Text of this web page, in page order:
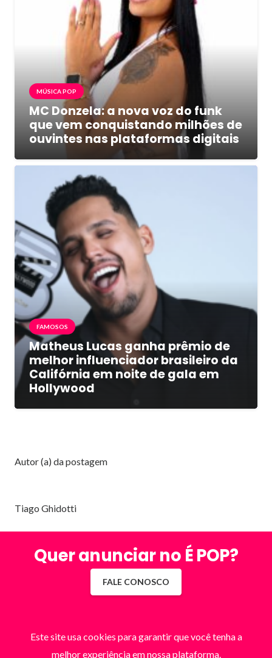
MÚSICA POP
MC Donzela: a nova voz do funk
que vem conquistando milhões de
ouvintes nas plataformas digitais
FAMOSOS
Matheus Lucas ganha prêmio de
melhor influenciador brasileiro da
Califórnia em noite de gala em
Hollywood
Autor (a) da postagem
Tiago Ghidotti
Quer anunciar no É POP?
FALE CONOSCO
Este site usa cookies para garantir que você tenha a
melhor experiência em nossa plataforma.